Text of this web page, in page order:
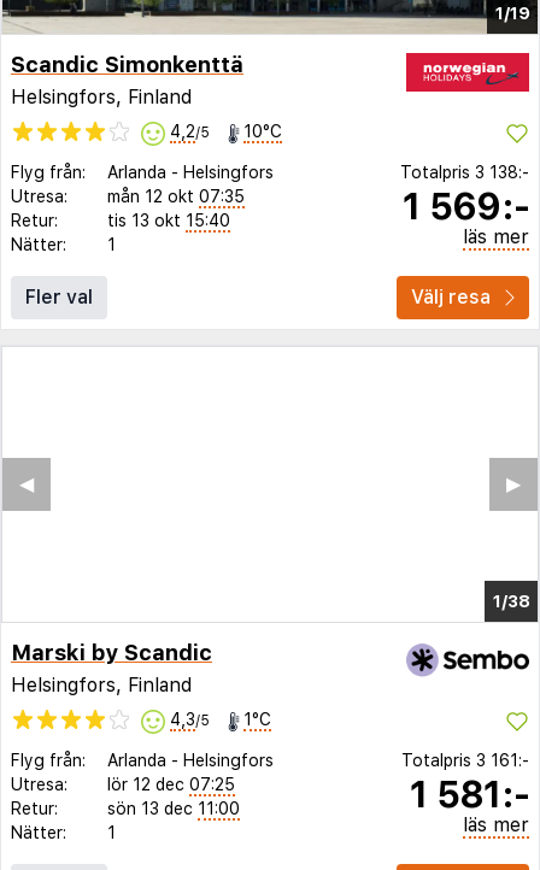
1/19
Scandic Simonkenttä
Helsingfors, Finland
4,2/5 10°C
Flyg från: Arlanda - Helsingfors
Utresa:
mån 12 okt 07:35
Retur:
tis 13 okt 15:40
Nätter:
1
Totalpris 3 138:-
1 569:-
läs mer
Fler val Välj resa
1/34
▶︎
◀︎
Marski by Scandic
Helsingfors, Finland
4,3/5 1°C
Flyg från: Arlanda - Helsingfors
Utresa:
lör 12 dec 07:25
Retur:
sön 13 dec 11:00
Nätter:
1
Totalpris 3 161:-
1 581:-
läs mer